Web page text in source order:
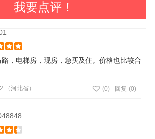
我要点评！
，电梯房，现房，急买及住。价格也比较合
（河北省） 回复 (0)
(0)